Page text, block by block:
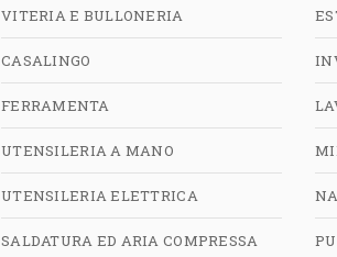
VITERIA E BULLONERIA
CASALINGO
FERRAMENTA
UTENSILERIA A MANO
UTENSILERIA ELETTRICA
SALDATURA ED ARIA COMPRESSA